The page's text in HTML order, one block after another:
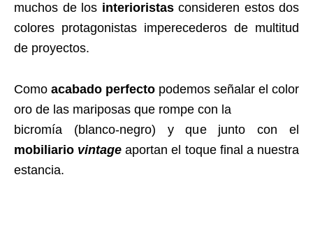
muchos de los interioristas consideren estos dos
colores protagonistas imperecederos de multitud
de proyectos.
Como acabado perfecto podemos señalar el color
oro de las mariposas que rompe con la
bicromía (blanco-negro) y que junto con el
mobiliario vintageaportan el toque final a nuestra
estancia.